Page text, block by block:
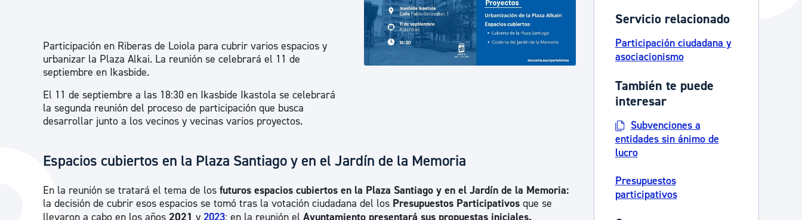
Igualdad, Derechos Humanos y convivencia
Participación ciudadana y asociacionismo Cultura
Deporte
La ciudad Actualidad Administración municipal
Participación en Riberas de Loiola para cubrir varios espacios y
urbanizar la Plaza Alkai. La reunión se celebrará el 11 de
septiembre en Ikasbide.
El 11 de septiembre a las 18:30 en Ikasbide Ikastola se celebrará
la segunda reunión del proceso de participación que busca
desarrollar junto a los vecinos y vecinas varios proyectos.
Espacios cubiertos en la Plaza Santiago y en el Jardín de la Memoria
En la reunión se tratará el tema de los futuros espacios cubiertos en la Plaza Santiago y en el Jardín de la Memoria:
la decisión de cubrir esos espacios se tomó tras la votación ciudadana del los Presupuestos Participativos que se
Servicio relacionado
Participación ciudadana y
asociacionismo
También te puede
interesar
Subvenciones a
entidades sin ánimo de
lucro
Presupuestos
participativos